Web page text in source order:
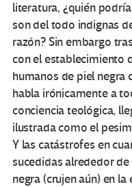
literatura, ¿quién
son del todo indignas
razón? Sin embargo
con el establecimiento
humanos de piel negra
habla irónicamente a
conciencia teológica,
ilustrada como el
Y las catástrofes en
sucedidas alrededor
negra (crujen aún) en